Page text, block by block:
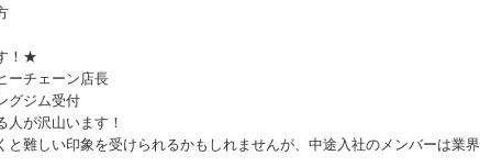
！★
ーチェーン店長
グジム受付
人が沢山います！
難しい印象を受けられるかもしれませんが、中途入社のメンバーは業界